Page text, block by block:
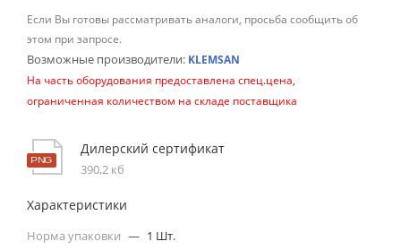
Если Вы готовы рассматривать аналоги, просьба сообщить об
этом при запросе.
Возможные производители: KLEMSAN
На часть оборудования предоставлена спец.цена,
ограниченная количеством на складе поставщика
Дилерский сертификат
390,2 кб
Характеристики
Норма упаковки — 1 Шт.